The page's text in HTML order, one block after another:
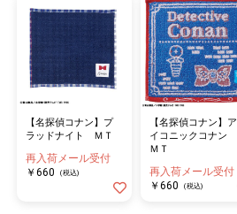
【名探偵コナン】プ
ラッドナイト ＭＴ
再入荷メール受付
￥660
(税込)
【名探偵コナン】ア
イコニックコナン
ＭＴ
再入荷メール受付
￥660
(税込)